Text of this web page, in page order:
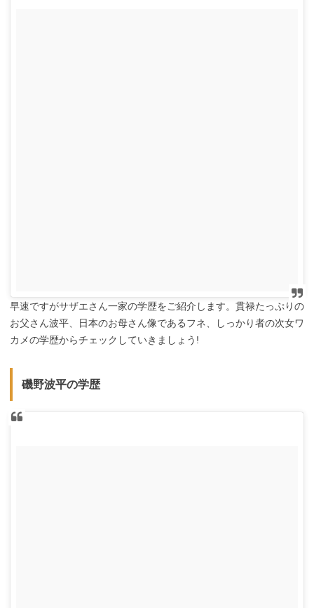
早速ですがサザエさん一家の学歴をご紹介します。貫禄たっぷりの
お父さん波平、日本のお母さん像であるフネ、しっかり者の次女ワ
カメの学歴からチェックしていきましょう!
磯野波平の学歴